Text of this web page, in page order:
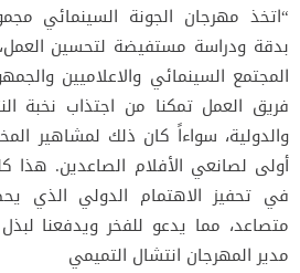
“اتخذ مهرجان الجونة السينمائي
بدقة ودراسة مستفيضة لتحسين
المجتمع السينمائي والاعلاميين
فريق العمل تمكنا من اجتذاب نخبة
والدولية، سواءاً كان ذلك لمشاهير
أولى لصانعي الأفلام الصاعدين.
في تحفيز الاهتمام الدولي الذي
متصاعد، مما يدعو للفخر ويدفعنا
مدير المهرجان انتشال التميمي